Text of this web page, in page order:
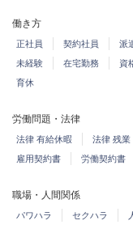
働き方
正社員 契約社員 派
未経験
在宅勤務 資
育休
労働問題・法律
法律 有給休暇 法律 残業
雇用契約書
労働契約書
職場・人間関係
パワハラ セクハラ